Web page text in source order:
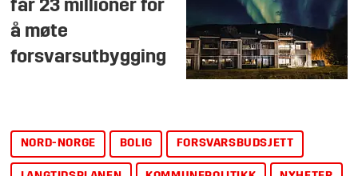
får 23 millioner for
å møte
forsvarsutbygging
NORD-NORGE BOLIG FORSVARSBUDSJETT